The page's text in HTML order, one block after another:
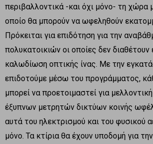
περιβαλλοντικά -και όχι μόνο- τη χώρα
οποίο θα μπορούν να ωφεληθούν
Πρόκειται για επιδότηση για την
πολυκατοικιών οι οποίες δεν διαθέτουν
καλωδίωση οπτικής ίνας. Με την
επιδοτούμε μέσω του προγράμματος,
μπορεί να προετοιμαστεί για
έξυπνων μετρητών δικτύων κοινής
αυτά του ηλεκτρισμού και του φυσικού
μόνο. Τα κτίρια θα έχουν υποδομή για